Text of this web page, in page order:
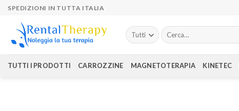
Skip
content
SPEDIZIONI IN TUTTA ITALIA
Cerca:
TUTTI I PRODOTTI CARROZZINE MAGNETOTERAPIA KINETEC